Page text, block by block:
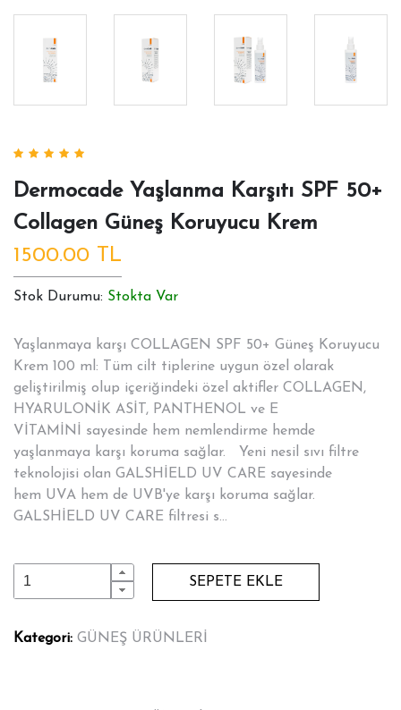
Dermocade Yaşlanma Karşıtı SPF 50+
Collagen Güneş Koruyucu Krem
1500.00 TL
Stok Durumu: Stokta Var
Yaşlanmaya karşı COLLAGEN SPF 50+ Güneş Koruyucu
Krem 100 ml: Tüm cilt tiplerine uygun özel olarak
geliştirilmiş olup içeriğindeki özel aktifler COLLAGEN,
HYARULONİK ASİT, PANTHENOL ve E
VİTAMİNİ sayesinde hem nemlendirme hemde
yaşlanmaya karşı koruma sağlar. Yeni nesil sıvı filtre
teknolojisi olan GALSHİELD UV CARE sayesinde
hem UVA hem de UVB'ye karşı koruma sağlar.
GALSHİELD UV CARE filtresi s...
SEPETE EKLE
Kategori: GÜNEŞ ÜRÜNLERİ